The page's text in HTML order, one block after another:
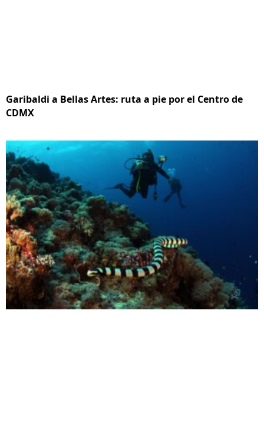
Garibaldi a Bellas Artes: ruta a pie por el Centro de
CDMX